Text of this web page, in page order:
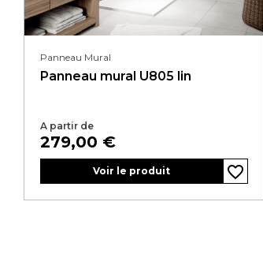
Panneau Mural
Panneau mural U805 lin
A partir de
Prix
279,00 €
Voir le produit favorite_border
favorite_border